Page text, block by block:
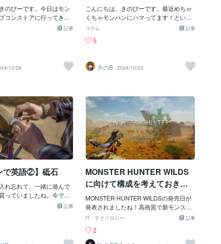
やってるオーストラリア
たのですが、やはりこの
いう認識らしいです。 も
ると怒る、竜のあごの下
もしれませんね。 宝玉
。Deviljho Gem（恐暴竜
とめいかがでしたでしょ
ン好きだとこれらの単語は
入りそうですね。 次回は
アイテムをテーマにしよ
す。
のびーです。今日はモン
コンストアに行ってきた
モンハン酒場とは、いわ
がしてある店内の中でオ
です。さっそく！食べて
〜！こんがり肉！🍖中身
れからティガレックスの
ました。オレンジと水色
ョコが乗っているのが雰
すごくよかったですとい
味が懐かしすぎてほっこ
ト！キリンのパフェ…大
するために左にウルクス
置いてます 笑生クリーム
すぎる中にはアイスの他
スが３つも入ってて冷た
人では食べきれなかった
していた友だちに半分食
ら完食しました🍨ちなみ
りだった真っ黒なゴア・
今度はカプコンストアに
記事
10/26
こんにちは、きのびーです。最近めちゃ
くちゃモンハンにハマってます！といっ
ても、今から7年前（2017年）に発売さ
だプレイしてないです…！わたしはモン
ゼロからのスタートでしたが…出てくる
モンスターが個性的な子が多くてかわい
集欲が出てきて毎日メルカリをポチポ
チ！イャンクックというモンスターがな
かなか倒せなくて、そこで最初は詰みま
した。その時描いたイラスト↓ジタバタ
走るところがかわいいイャンクックを倒
した後は、雪山に生息するモンスターに
メロメロに…フルフルの独特のかわい
さ…！ウサギなモンスターのウルクスス
はお気に入りすぎてメルカリでぬいぐる
みをポチり！かわいい！ふわふわ〜もっ
と写真撮っていきたい📷それから！リオ
レウスとリオレイア！夫婦のモンスター
なんですが、生態がとても良い…緑がメ
ス、赤い方がオスです。ネットでこの子
達について調べていたら東京や大阪にあ
るカプコンストアにこの子達のぬいぐる
みが売ってるらしく…！！欲しい！！の
記事
コラム
5
きのB 2024/10/22
で英語②】砥石
れ忘れて、一緒に遊んで
っていましたね。今では
て本当に便利になりまし
なっています。 包丁研
のかなと思いましたが、
記事
MONSTER HUNTER WILDS
に向けて構成を考えておきま
せんか？
MONSTER HUNTER WILDSの発売日が
発表されましたね！高画質で新モンスタ
ーを狩れるのは楽しみですが、要求スペ
もCPUは10世代i5や12世代i3、GPUはGT
X1660Superが必要で推奨スペックはCP
記事
IT・テクノロジー
2